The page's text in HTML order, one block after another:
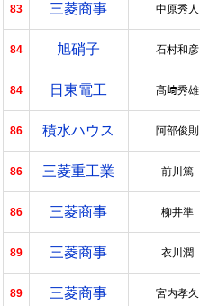
83 三菱商事 中原秀人
84 旭硝子 石村和彦
84 日東電工 髙﨑秀雄
86 積水ハウス 阿部俊則
86 三菱重工業 前川篤
86 三菱商事 柳井準
89 三菱商事 衣川潤
89 三菱商事 宮内孝久